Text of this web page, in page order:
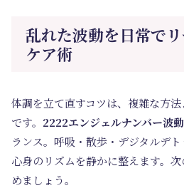
乱れた波動を日常で
ケア術
体調を立て直すコツは、複雑な方
です。 2222エンジェルナンバー波動
ランス。呼吸・散歩・デジタルデト
心身のリズムを静かに整えます。
めましょう。